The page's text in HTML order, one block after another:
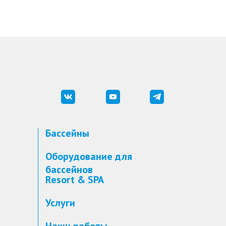
Бассейны
Оборудование для
бассейнов
Resort & SPA
Услуги